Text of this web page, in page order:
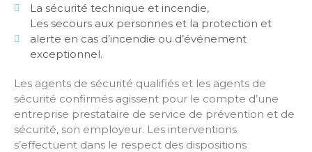
La sécurité technique et incendie,
Les secours aux personnes et la protection et
alerte en cas d’incendie ou d’événement
exceptionnel.
Les agents de sécurité qualifiés et les agents de
sécurité confirmés agissent pour le compte d’une
entreprise prestataire de service de prévention et de
sécurité, son employeur. Les interventions
s’effectuent dans le respect des dispositions